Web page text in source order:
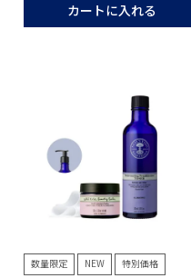
カートに入れる
数量限定 NEW 特別価格